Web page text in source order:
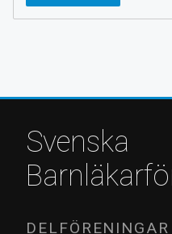
Svenska
DELFÖRENINGAR